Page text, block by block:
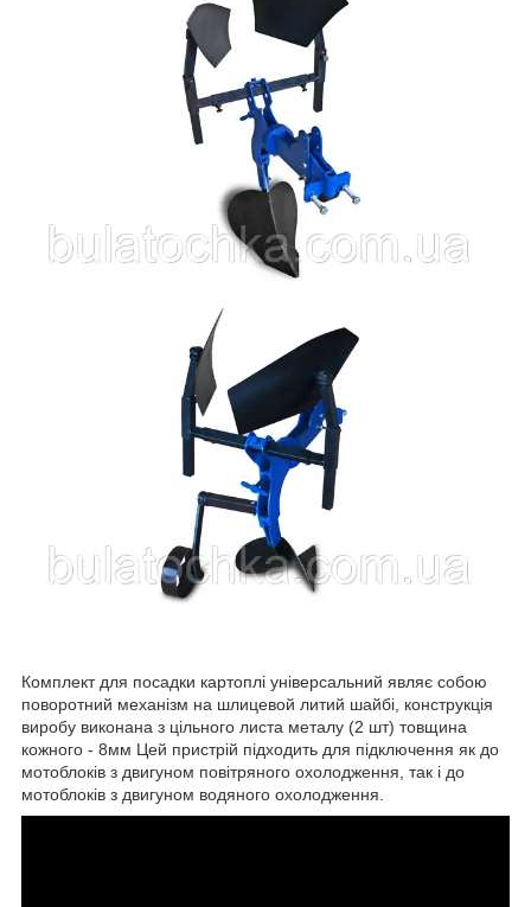
Комплект для посадки картоплі універсальний являє собою
поворотний механізм на шлицевой литий шайбі, конструкція
виробу виконана з цільного листа металу (2 шт) товщина
кожного - 8мм Цей пристрій підходить для підключення як до
мотоблоків з двигуном повітряного охолодження, так і до
мотоблоків з двигуном водяного охолодження.